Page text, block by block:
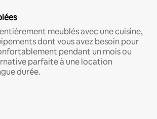
meublés avec une cuisine,
dont vous avez besoin pour
pendant un mois ou
parfaite à une location
durée.